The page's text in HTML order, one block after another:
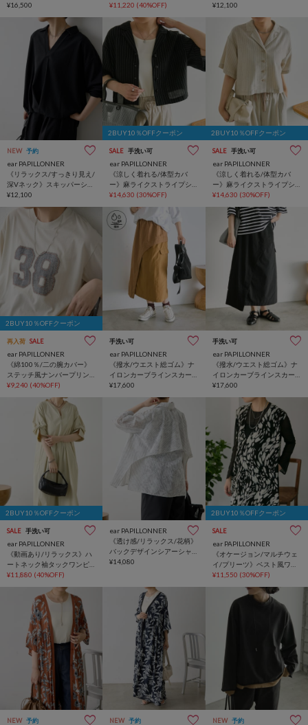
ツ【SUM1 STYLE(スミスタ
¥16,500
STYLE(スミスタイル)】
¥11,220 (40%OFF)
ツ【SUM1 STYLE(スミスタ
¥12,100
NEW 予約
ear PAPILLONNER
《リラックス/すっきり見え/
深Vネック》スキッパーシャ
ツ【SUM1 STYLE(スミスタ
イル)】
¥12,100
2BUY10％OFFクーポン
SALE 手洗い可
ear PAPILLONNER
《涼しく着れる/体型カバ
ー》麻ライクストライプシ
ャツジャケット【SUM1
STYLE(スミスタイル)】
¥14,630 (30%OFF)
2BUY10％OFFクーポン
SALE 手洗い可
ear PAPILLONNER
《涼しく着れる/体型カバ
ー》麻ライクストライプシ
ャツジャケット【SUM1
STYLE(スミスタイル)】
¥14,630 (30%OFF)
2BUY10％OFFクーポン
再入荷 SALE
ear PAPILLONNER
《綿100％/二の腕カバー》
ステッチ風ナンバープリン
トTシャツ【SUM1 STYLE(ス
¥9,240 (40%OFF)
手洗い可
ear PAPILLONNER
《撥水/ウエスト総ゴム》ナ
イロンカーブラインスカー
ト【SUM1 STYLE(スミスタ
¥17,600
手洗い可
ear PAPILLONNER
《撥水/ウエスト総ゴム》ナ
イロンカーブラインスカー
ト【SUM1 STYLE(スミスタ
¥17,600
2BUY10％OFFクーポン
SALE 手洗い可
ear PAPILLONNER
《動画あり/リラックス》ハ
ートネック袖タックワンピ
ース【SUM1 STYLE(スミス
¥11,880 (40%OFF)
ear PAPILLONNER
《透け感/リラックス/花柄》
バックデザインシアーシャ
ツ【SUM1 STYLE(スミスタ
¥14,080
2BUY10％OFFクーポン
SALE
ear PAPILLONNER
《オケージョン/マルチウェ
イ/プリーツ》ベスト風ワン
ピース【SUM1 STYLE(スミ
¥11,550 (30%OFF)
NEW 予約 NEW 予約 NEW 予約